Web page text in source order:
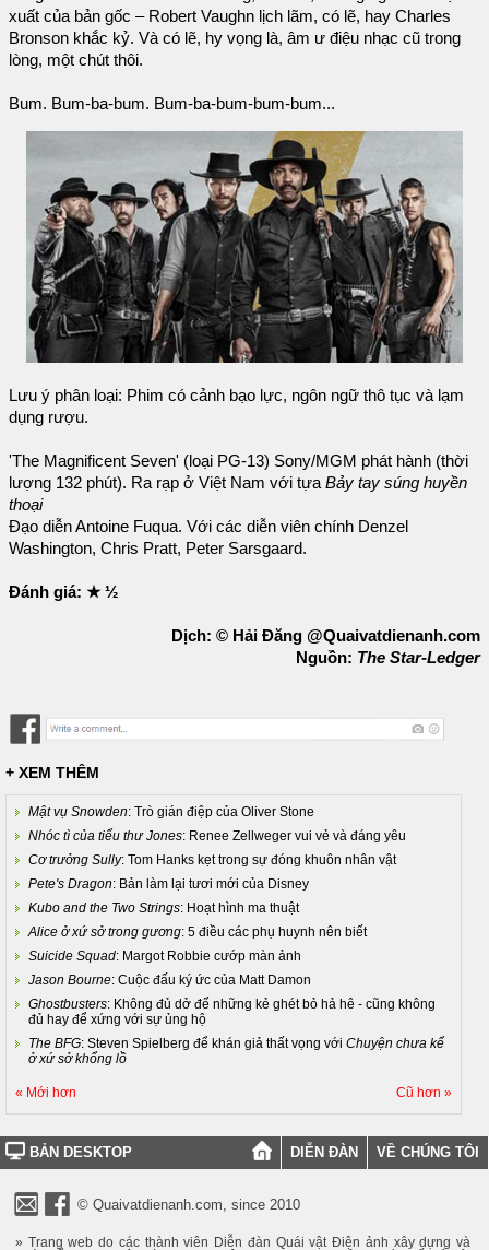
xuất của bản gốc – Robert Vaughn lịch lãm, có lẽ, hay Charles
Bronson khắc kỷ. Và có lẽ, hy vọng là, âm ư điệu nhạc cũ trong
lòng, một chút thôi.
Bum. Bum-ba-bum. Bum-ba-bum-bum-bum...
Lưu ý phân loại: Phim có cảnh bạo lực, ngôn ngữ thô tục và lạm
dụng rượu.
'The Magnificent Seven' (loại PG-13) Sony/MGM phát hành (thời
lượng 132 phút). Ra rạp ở Việt Nam với tựa Bảy tay súng huyền
thoại
Đạo diễn Antoine Fuqua. Với các diễn viên chính Denzel
Washington, Chris Pratt, Peter Sarsgaard.
Đánh giá: ★ ½
Dịch: © Hải Đăng @Quaivatdienanh.com
Nguồn: The Star-Ledger
+ XEM THÊM
Mật vụ Snowden: Trò gián điệp của Oliver Stone
Nhóc tì của tiểu thư Jones: Renee Zellweger vui vẻ và đáng yêu
Cơ trưởng Sully: Tom Hanks kẹt trong sự đóng khuôn nhân vật
Pete's Dragon: Bản làm lại tươi mới của Disney
Kubo and the Two Strings: Hoạt hình ma thuật
Alice ở xứ sở trong gương: 5 điều các phụ huynh nên biết
Suicide Squad: Margot Robbie cướp màn ảnh
Jason Bourne: Cuộc đấu ký ức của Matt Damon
Ghostbusters: Không đủ dở để những kẻ ghét bỏ hả hê - cũng không
đủ hay để xứng với sự ủng hộ
The BFG: Steven Spielberg để khán giả thất vọng với Chuyện chưa kể
ở xứ sở khổng lồ
« Mới hơn Cũ hơn »
BẢN DESKTOP DIỄN ĐÀN VỀ CHÚNG TÔI
© Quaivatdienanh.com, since 2010
» Trang web do các thành viên Diễn đàn Quái vật Điện ảnh xây dựng và